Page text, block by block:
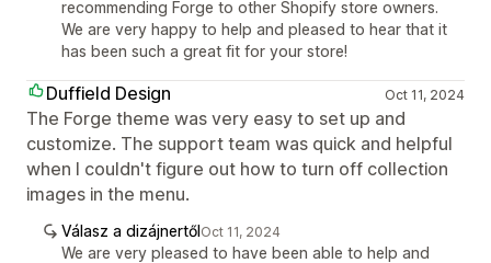
recommending Forge to other Shopify store owners.
We are very happy to help and pleased to hear that it
has been such a great fit for your store!
Duffield Design Oct 11, 2024
The Forge theme was very easy to set up and
customize. The support team was quick and helpful
when I couldn't figure out how to turn off collection
images in the menu.
Válasz a dizájnertőlOct 11, 2024
We are very pleased to have been able to help and